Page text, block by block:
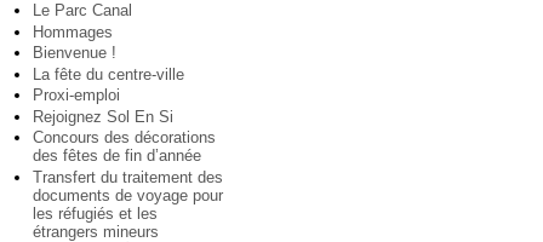
Le Parc Canal
Hommages
Bienvenue !
La fête du centre-ville
Proxi-emploi
Rejoignez Sol En Si
Concours des décorations
des fêtes de fin d’année
Transfert du traitement des
documents de voyage pour
les réfugiés et les
étrangers mineurs